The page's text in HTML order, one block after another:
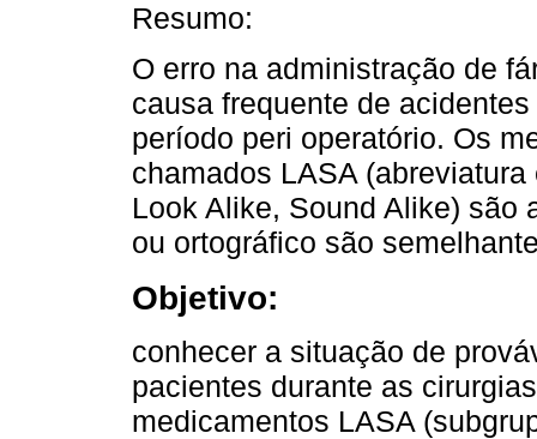
Resumo:
O erro na administração de
causa frequente de
período peri operatório. Os
chamados LASA (abreviatura
Look Alike, Sound Alike) são
ou ortográfico são
Objetivo:
conhecer a situação de
pacientes durante as
medicamentos LASA